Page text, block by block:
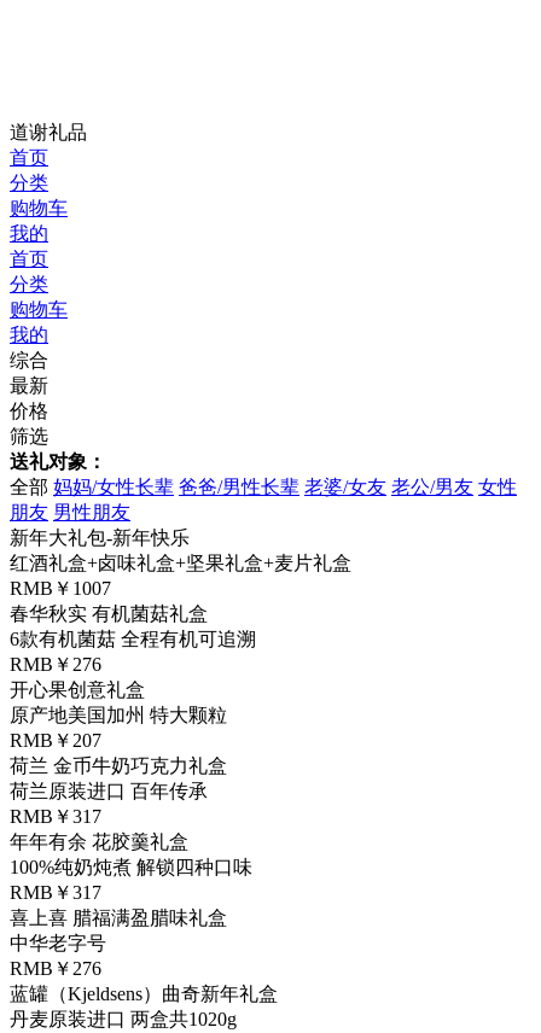
道谢礼品
首页
分类
购物车
我的
首页
分类
购物车
我的
综合
最新
价格
筛选
送礼对象：
全部 妈妈/女性长辈 爸爸/男性长辈 老婆/女友 老公/男友 女性
朋友 男性朋友
新年大礼包-新年快乐
红酒礼盒+卤味礼盒+坚果礼盒+麦片礼盒
RMB￥1007
春华秋实 有机菌菇礼盒
6款有机菌菇 全程有机可追溯
RMB￥276
开心果创意礼盒
原产地美国加州 特大颗粒
RMB￥207
荷兰 金币牛奶巧克力礼盒
荷兰原装进口 百年传承
RMB￥317
年年有余 花胶羹礼盒
100%纯奶炖煮 解锁四种口味
RMB￥317
喜上喜 腊福满盈腊味礼盒
中华老字号
RMB￥276
蓝罐（Kjeldsens）曲奇新年礼盒
丹麦原装进口 两盒共1020g